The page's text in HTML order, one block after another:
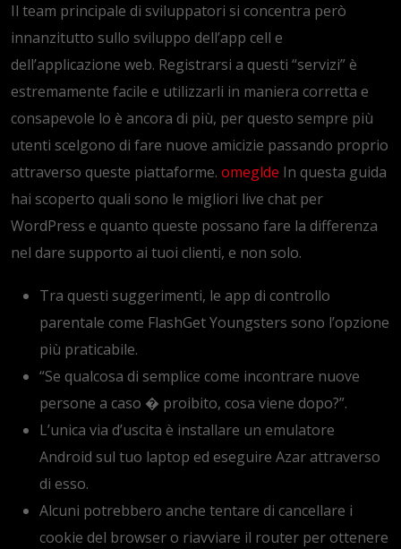
Il team principale di sviluppatori si concentra però
innanzitutto sullo sviluppo dell’app cell e
dell’applicazione web. Registrarsi a questi “servizi” è
estremamente facile e utilizzarli in maniera corretta e
consapevole lo è ancora di più, per questo sempre più
utenti scelgono di fare nuove amicizie passando proprio
attraverso queste piattaforme. omeglde In questa guida
hai scoperto quali sono le migliori live chat per
WordPress e quanto queste possano fare la differenza
nel dare supporto ai tuoi clienti, e non solo.
Tra questi suggerimenti, le app di controllo
parentale come FlashGet Youngsters sono l’opzione
più praticabile.
“Se qualcosa di semplice come incontrare nuove
persone a caso � proibito, cosa viene dopo?”.
L’unica via d’uscita è installare un emulatore
Android sul tuo laptop ed eseguire Azar attraverso
di esso.
Alcuni potrebbero anche tentare di cancellare i
cookie del browser o riavviare il router per ottenere